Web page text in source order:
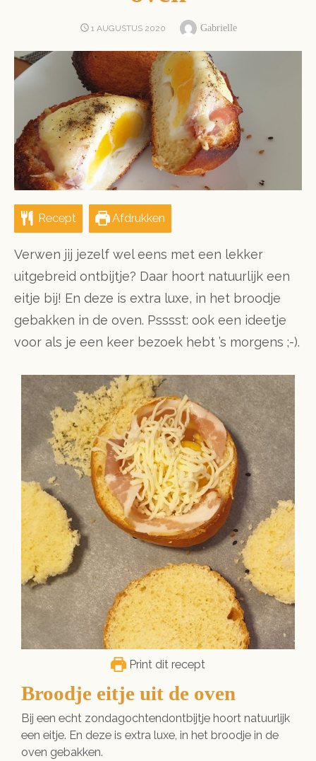
POSTED
1 AUGUSTUS 2020 Author
Gabrielle
Recept Afdrukken
Verwen jij jezelf wel eens met een lekker
uitgebreid ontbijtje? Daar hoort natuurlijk een
eitje bij! En deze is extra luxe, in het broodje
gebakken in de oven. Psssst: ook een ideetje
voor als je een keer bezoek hebt ’s morgens ;-).
Print dit recept
Broodje eitje uit de oven
Bij een echt zondagochtendontbijtje hoort natuurlijk
een eitje. En deze is extra luxe, in het broodje in de
oven gebakken.